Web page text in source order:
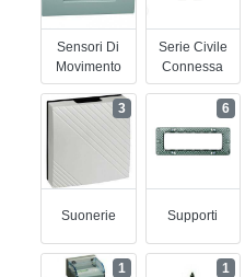
Sensori Di
Movimento
Serie Civile
Connessa
Suonerie
3
Supporti
6
1 1